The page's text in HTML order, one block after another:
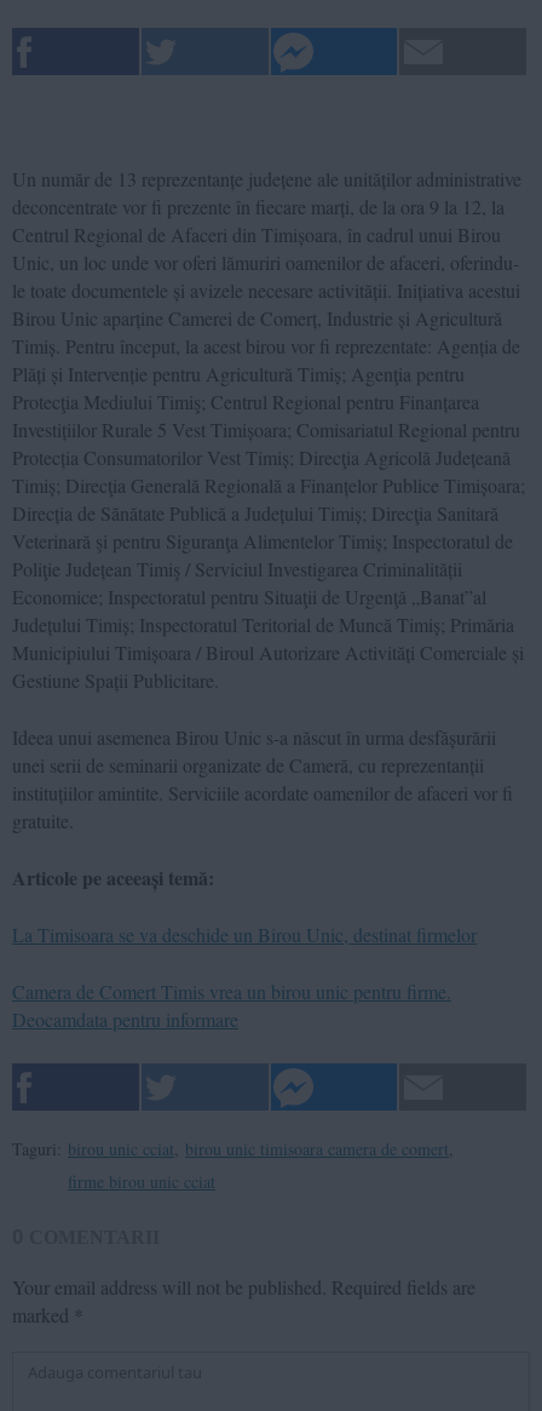
Un număr de 13 reprezentanțe județene ale unităților administrative
deconcentrate vor fi prezente în fiecare marți, de la ora 9 la 12, la
Centrul Regional de Afaceri din Timișoara, în cadrul unui Birou
Unic, un loc unde vor oferi lămuriri oamenilor de afaceri, oferindu-
le toate documentele și avizele necesare activității. Inițiativa acestui
Birou Unic aparține Camerei de Comerț, Industrie și Agricultură
Timiș. Pentru început, la acest birou vor fi reprezentate: Agenția de
Plăți și Intervenție pentru Agricultură Timiș; Agenţia pentru
Protecţia Mediului Timiş; Centrul Regional pentru Finanțarea
Investițiilor Rurale 5 Vest Timișoara; Comisariatul Regional pentru
Protecția Consumatorilor Vest Timiș; Direcţia Agricolă Județeană
Timiș; Direcţia Generală Regională a Finanțelor Publice Timișoara;
Direcția de Sănătate Publică a Județului Timiș; Direcţia Sanitară
Veterinară şi pentru Siguranţa Alimentelor Timiș; Inspectoratul de
Poliţie Județean Timiş / Serviciul Investigarea Criminalității
Economice; Inspectoratul pentru Situaţii de Urgenţă „Banat”al
Județului Timiș; Inspectoratul Teritorial de Muncă Timiș; Primăria
Municipiului Timișoara / Biroul Autorizare Activități Comerciale și
Gestiune Spații Publicitare.
Ideea unui asemenea Birou Unic s-a născut în urma desfășurării
unei serii de seminarii organizate de Cameră, cu reprezentanții
instituțiilor amintite. Serviciile acordate oamenilor de afaceri vor fi
gratuite.
Articole pe aceeași temă:
La Timisoara se va deschide un Birou Unic, destinat firmelor
Camera de Comert Timis vrea un birou unic pentru firme.
Deocamdata pentru informare
Taguri: birou unic cciat birou unic timisoara camera de comert
firme birou unic cciat
Your email address will not be published. Required fields are
marked *